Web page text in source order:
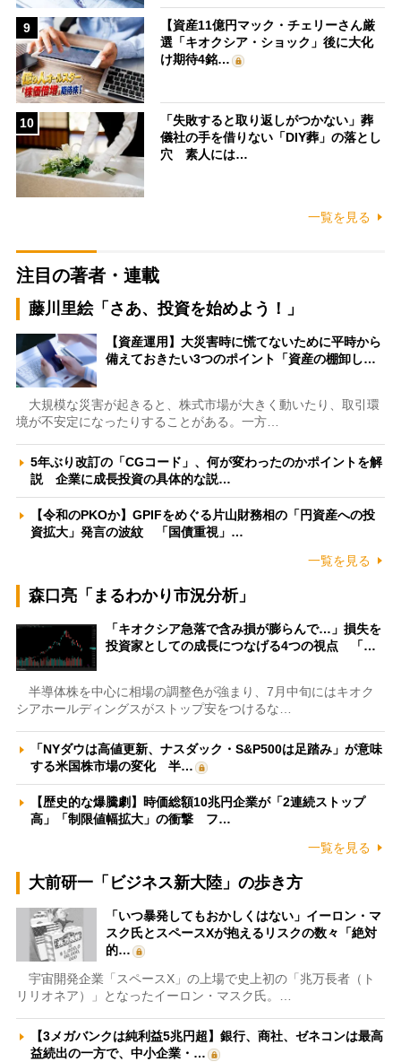
9
【資産11億円マック・チェリーさん厳
選「キオクシア・ショック」後に大化
け期待4銘…
10
「失敗すると取り返しがつかない」葬
儀社の手を借りない「DIY葬」の落とし
穴 素人には…
一覧を見る
注目の著者・連載
藤川里絵「さあ、投資を始めよう！」
【資産運用】大災害時に慌てないために平時から
備えておきたい3つのポイント「資産の棚卸し…
大規模な災害が起きると、株式市場が大きく動いたり、取引環
境が不安定になったりすることがある。一方…
5年ぶり改訂の「CGコード」、何が変わったのかポイントを解
説 企業に成長投資の具体的な説…
【令和のPKOか】GPIFをめぐる片山財務相の「円資産への投
資拡大」発言の波紋 「国債重視」…
一覧を見る
森口亮「まるわかり市況分析」
「キオクシア急落で含み損が膨らんで…」損失を
投資家としての成長につなげる4つの視点 「…
半導体株を中心に相場の調整色が強まり、7月中旬にはキオク
シアホールディングスがストップ安をつけるな…
「NYダウは高値更新、ナスダック・S&P500は足踏み」が意味
する米国株市場の変化 半…
【歴史的な爆騰劇】時価総額10兆円企業が「2連続ストップ
高」「制限値幅拡大」の衝撃 フ…
一覧を見る
大前研一「ビジネス新大陸」の歩き方
「いつ暴発してもおかしくはない」イーロン・マ
スク氏とスペースXが抱えるリスクの数々「絶対
的…
宇宙開発企業「スペースX」の上場で史上初の「兆万長者（ト
リリオネア）」となったイーロン・マスク氏。…
【3メガバンクは純利益5兆円超】銀行、商社、ゼネコンは最高
益続出の一方で、中小企業・…